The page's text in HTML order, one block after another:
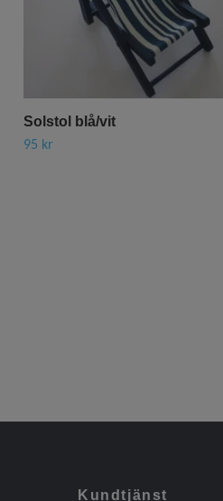
Solstol blå/vit
95 kr
Kundtjänst